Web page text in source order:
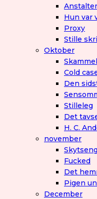
Hun var
Proxy
Stille
Oktober
Cold
Den
Stilleleg
Det
H. C.
november
Fucked
Det
Pigen
December